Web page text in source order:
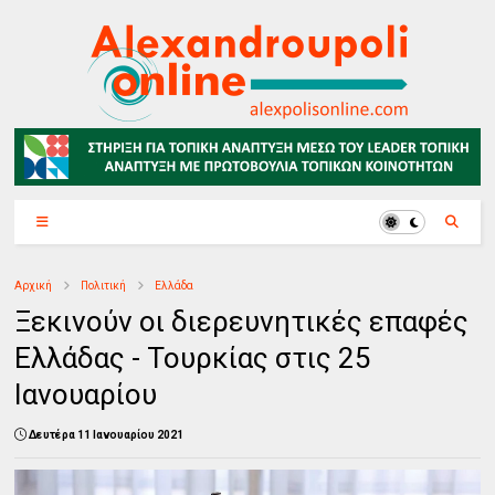
Αρχική Πολιτική Ελλάδα
Ξεκινούν οι διερευνητικές επαφές
Ελλάδας - Τουρκίας στις 25
Ιανουαρίου
Δευτέρα 11 Ιανουαρίου 2021